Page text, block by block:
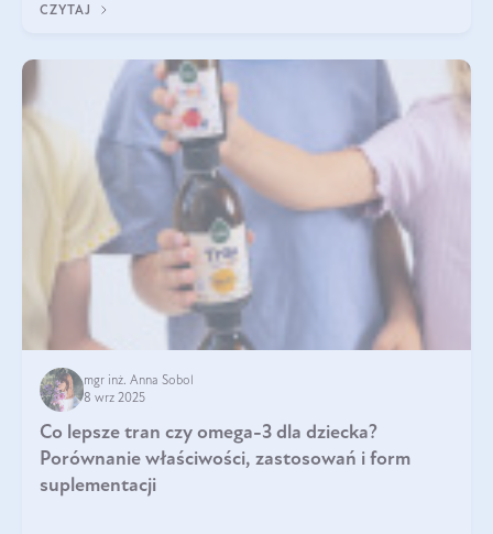
bardziej biodostępny
CZYTAJ
mgr inż. Anna Sobol
8 wrz 2025
Co lepsze tran czy omega-3 dla dziecka?
Porównanie właściwości, zastosowań i form
suplementacji